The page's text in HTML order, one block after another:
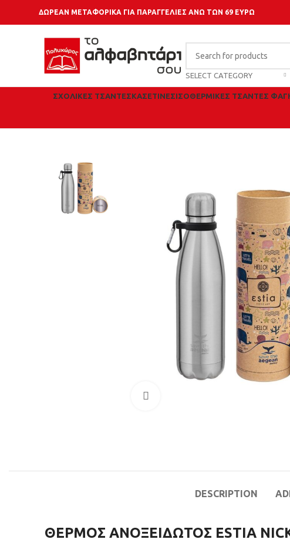
ΔΩΡΕΑΝ ΜΕΤΑΦΟΡΙΚΑ ΓΙΑ ΠΑΡΑΓΓΕΛΙΕΣ ΑΝΩ ΤΩΝ 69 ΕΥΡΩ
SELECT CATEGORY
ΣΧΟΛΙΚΈΣ ΤΣΆΝΤΕΣΚΑΣΕΤΊΝΕΣΙΣΟΘΕΡΜΙΚΈΣ ΤΣΆΝΤΕΣ
DESCRIPTION
ΘΕΡΜΟΣ ΑΝΟΞΕΙΔΩΤΟΣ ESTIA